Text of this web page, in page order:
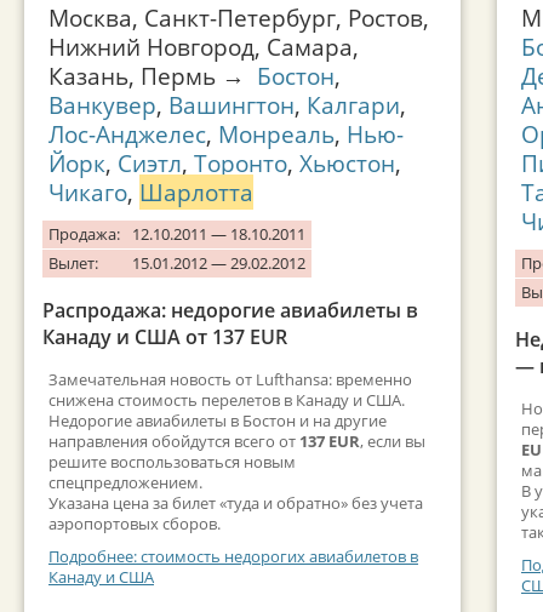
Москва, Санкт-Петербург, Ростов,
Нижний Новгород, Самара,
Казань, Пермь → Бостон,
Ванкувер, Вашингтон, Калгари,
Лос-Анджелес, Монреаль, Нью-
Йорк, Сиэтл, Торонто, Хьюстон,
Чикаго, Шарлотта
Продажа:
12.10.2011 — 18.10.2011
Вылет:
15.01.2012 — 29.02.2012
Распродажа: недорогие авиабилеты в
Канаду и США от 137 EUR
Замечательная новость от Lufthansa: временно
снижена стоимость перелетов в Канаду и США.
Недорогие авиабилеты в Бостон и на другие
направления обойдутся всего от 137 EUR, если вы
решите воспользоваться новым
спецпредложением.
Указана цена за билет «туда и обратно» без учета
аэропортовых сборов.
Подробнее: стоимость недорогих авиабилетов в
Канаду и США
—
В